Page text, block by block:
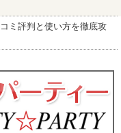
ミ評判と使い方を徹底攻